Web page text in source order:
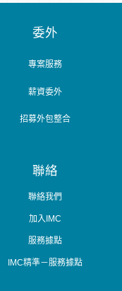
協助求職者
。
很有挑戰
充滿成就感。
種方式找到
搜尋渠道，
候選人
委外
專案服務
薪資委外
招募外包整合
聯絡
聯絡我們
加入IMC
服務據點
IMC精準－服務據點